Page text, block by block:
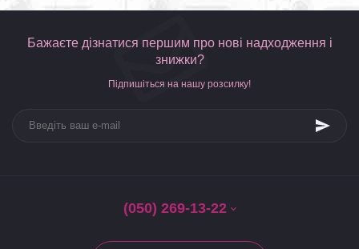
Бажаєте дізнатися першим про нові надходження і
знижки?
Підпишіться на нашу розсилку!
(050) 269-13-22